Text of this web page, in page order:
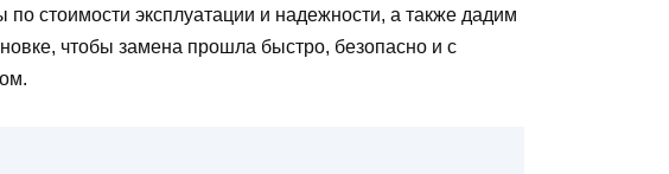
стоимости эксплуатации и надежности, а также дадим
чтобы замена прошла быстро, безопасно и с